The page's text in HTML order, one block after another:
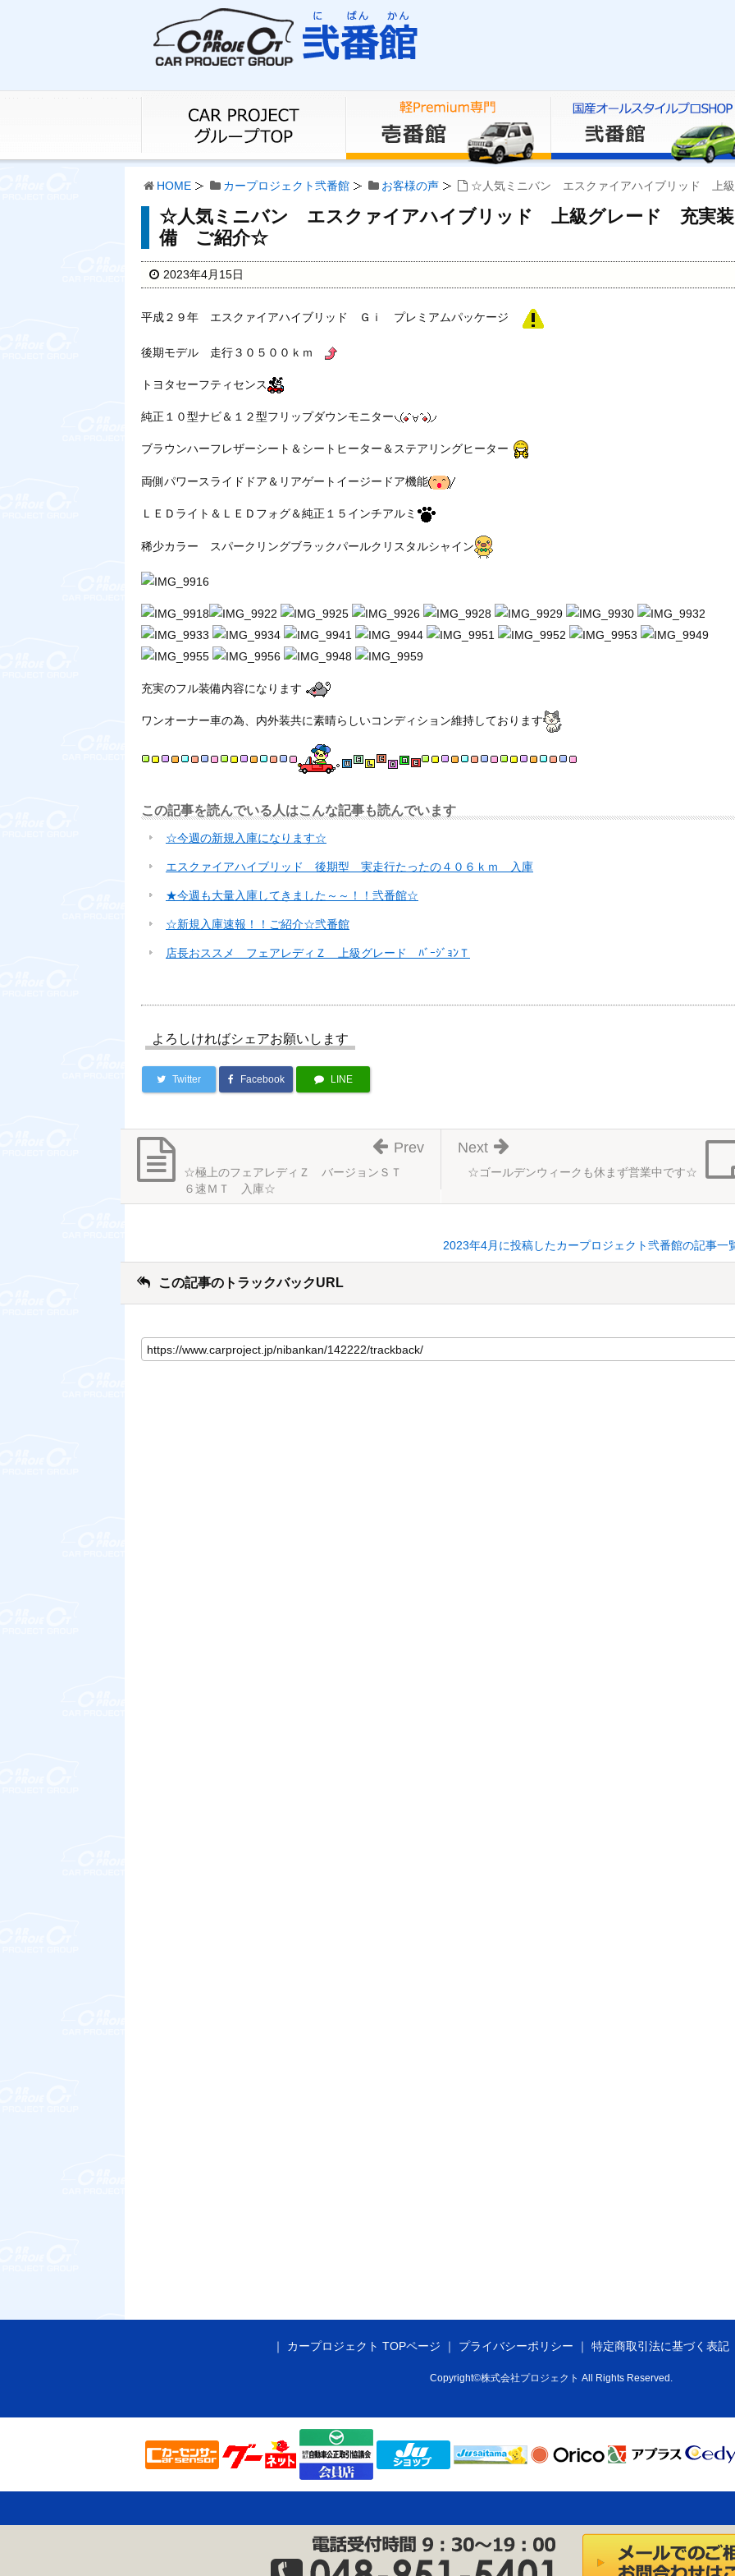
HOME カープロジェクト弐番館 お客様の声 ☆人気ミニバン エスクァイアハイブリッド 上
☆人気ミニバン エスクァイアハイブリッド 上級グレード 充実装
備 ご紹介☆
2023年4月15日
平成２９年 エスクァイアハイブリッド Ｇｉ プレミアムパッケージ
後期モデル 走行３０５００ｋｍ
トヨタセーフティセンス
純正１０型ナビ＆１２型フリップダウンモニター
ブラウンハーフレザーシート＆シートヒーター＆ステアリングヒーター
両側パワースライドドア＆リアゲートイージードア機能
ＬＥＤライト＆ＬＥＤフォグ＆純正１５インチアルミ
稀少カラー スパークリングブラックパールクリスタルシャイン
充実のフル装備内容になります
ワンオーナー車の為、内外装共に素晴らしいコンディション維持しております
この記事を読んでいる人はこんな記事も読んでいます
☆今週の新規入庫になります☆
エスクァイアハイブリッド 後期型 実走行たったの４０６ｋｍ 入庫
★今週も大量入庫してきました～～！！弐番館☆
☆新規入庫速報！！ご紹介☆弐番館
店長おススメ フェアレディＺ 上級グレード ﾊﾞｰｼﾞｮﾝＴ
よろしければシェアお願いします
Twitter Facebook LINE
☆ゴールデンウィークも休まず営業中です☆
Next
☆極上のフェアレディＺ バージョンＳＴ
６速ＭＴ 入庫☆
Prev
2023年4月に投稿したカープロジェクト弐番館の記事一
この記事のトラックバックURL
カープロジェクト TOPページ プライバシーポリシー 特定商取引法に基づく表記
Copyright©株式会社プロジェクト All Rights Reserved.